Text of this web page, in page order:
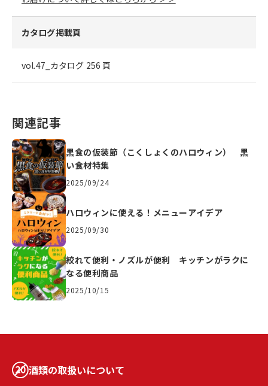
カタログ掲載頁
vol.47_カタログ 256 頁
関連記事
黒食の仮装節（こくしょくのハロウィン） 黒
い食材特集
2025/09/24
ハロウィンに使える！メニューアイデア
2025/09/30
絞れて便利・ノズルが便利 キッチンがラクに
なる便利商品
2025/10/15
酒類の取扱いについて